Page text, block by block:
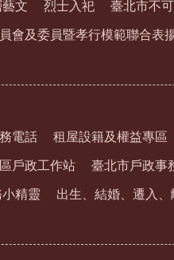
文 烈士入祀 臺北市不
會及委員暨孝行模範聯合表
電話 租屋設籍及權益專區
戶政工作站 臺北市戶政事
精靈 出生、結婚、遷入